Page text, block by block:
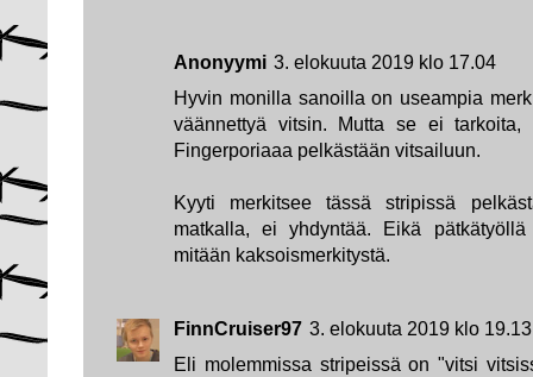
Anonyymi 3. elokuuta 2019 klo 17.04
Hyvin monilla sanoilla on useampia
väännettyä vitsin. Mutta se ei
Fingerporiaaa pelkästään vitsailuun.
Kyyti merkitsee tässä stripissä
matkalla, ei yhdyntää. Eikä pätkätyöllä
mitään kaksoismerkitystä.
FinnCruiser97 3. elokuuta 2019 klo 19.13
Eli molemmissa stripeissä on "vitsi